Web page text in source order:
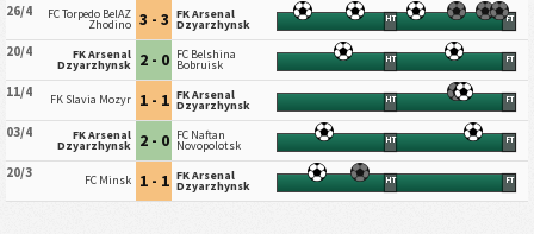
26/4 FC Torpedo BelAZ
Zhodino 3 - 3 FK Arsenal
Dzyarzhynsk HT FT
20/4 FK Arsenal
Dzyarzhynsk 2 - 0 FC Belshina
Bobruisk HT FT
11/4 FK Slavia Mozyr 1 - 1 FK Arsenal
Dzyarzhynsk HT FT
03/4 FK Arsenal
Dzyarzhynsk 2 - 0 FC Naftan
Novopolotsk HT FT
20/3 FC Minsk 1 - 1 FK Arsenal
Dzyarzhynsk HT FT